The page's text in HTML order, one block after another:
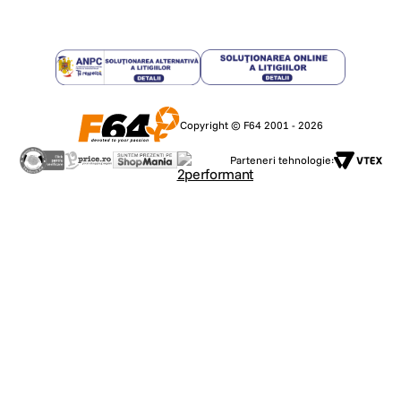
Copyright © F64 2001 - 2026
Parteneri tehnologie: